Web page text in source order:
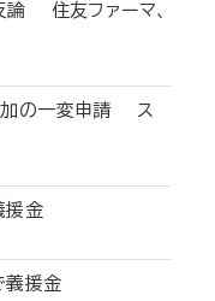
論 住友ファーマ、
加の一変申請 ス
援金
義援金